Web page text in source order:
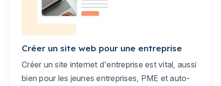
Créer un site web pour une entreprise
Créer un site internet d'entreprise est vital, aussi
bien pour les jeunes entreprises, PME et auto-